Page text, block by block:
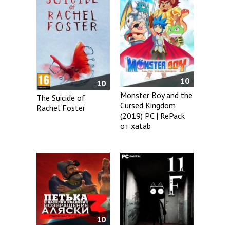
10
The Suicide of
Rachel Foster
10
Monster Boy and the
Cursed Kingdom
(2019) PC | RePack
от xatab
10